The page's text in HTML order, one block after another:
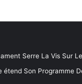
Serre La Vis Sur
étend Son Programme